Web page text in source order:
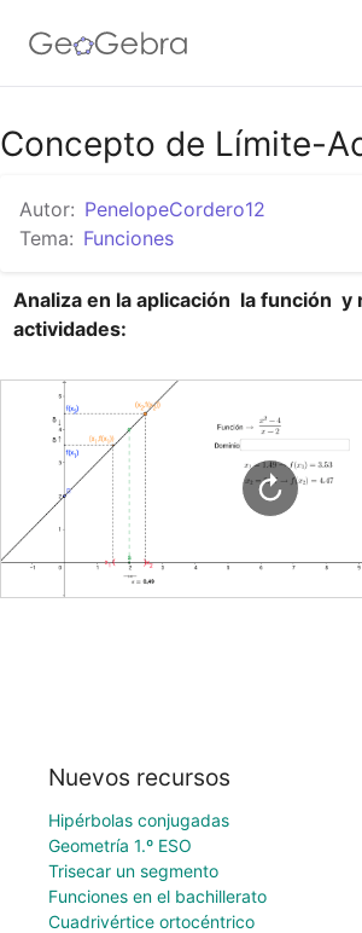
Google Classroom
GeoGebra Classroom
Abrir sesión
Concepto de Límite-
Autor: PenelopeCordero12
Tema: Funciones
Analiza en la aplicación  la función  y
actividades:
Nuevos recursos
Hipérbolas conjugadas
Geometría 1.º ESO
Trisecar un segmento
Funciones en el bachillerato
Cuadrivértice ortocéntrico